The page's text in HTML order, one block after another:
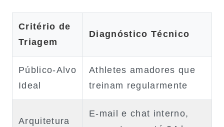
Critério de
Triagem
Diagnóstico Técnico
Público‑Alvo
Ideal
Athletes amadores que
treinam regularmente
Arquitetura
E‑mail e chat interno,